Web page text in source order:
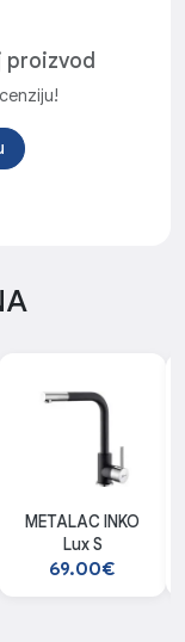
proizvod
METALAC INKO
Lux S
69.00€